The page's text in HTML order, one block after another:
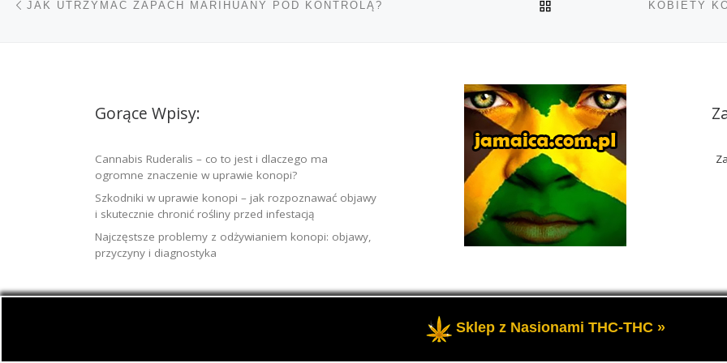
JAK UTRZYMAĆ ZAPACH MARIHUANY POD KONTROLĄ? POWRÓT DO LISTY
Gorące Wpisy:
Cannabis Ruderalis – co to jest i dlaczego ma
ogromne znaczenie w uprawie konopi?
Szkodniki w uprawie konopi – jak rozpoznawać objawy
i skutecznie chronić rośliny przed infestacją
Najczęstsze problemy z odżywianiem konopi: objawy,
przyczyny i diagnostyka
- Portal o marihuanie THC i roślinach konopi CBD.
Sklep z Nasionami THC-THC »